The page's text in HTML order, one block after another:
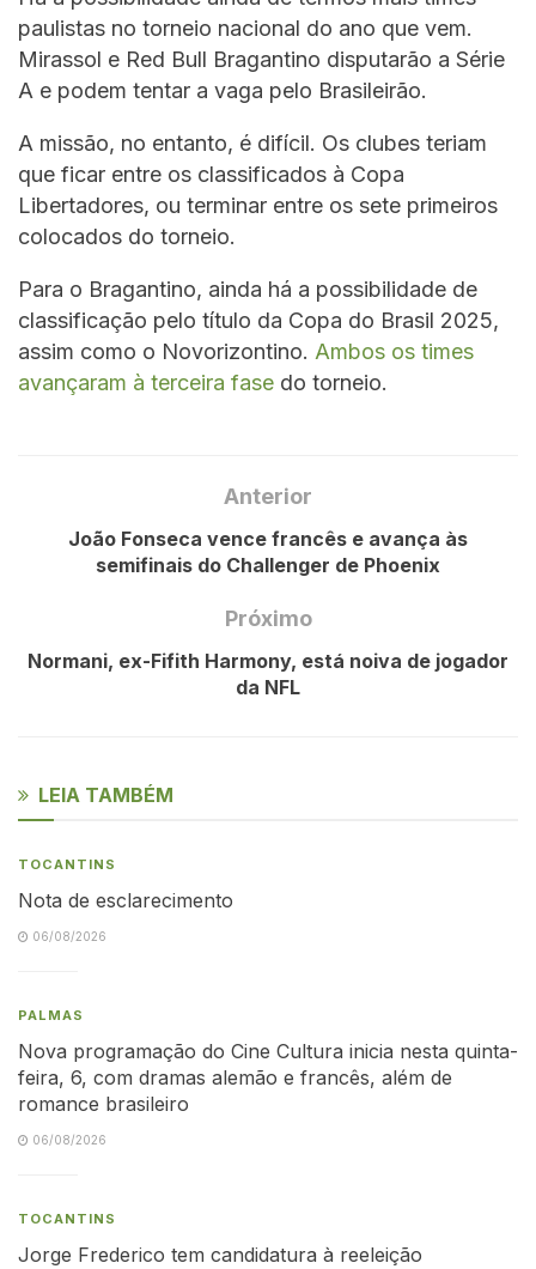
paulistas no torneio nacional do ano que vem.
Mirassol e Red Bull Bragantino disputarão a Série
A e podem tentar a vaga pelo Brasileirão.
A missão, no entanto, é difícil. Os clubes teriam
que ficar entre os classificados à Copa
Libertadores, ou terminar entre os sete primeiros
colocados do torneio.
Para o Bragantino, ainda há a possibilidade de
classificação pelo título da Copa do Brasil 2025,
assim como o Novorizontino. Ambos os times
avançaram à terceira fase do torneio.
Anterior
João Fonseca vence francês e avança às
semifinais do Challenger de Phoenix
Próximo
Normani, ex-Fifith Harmony, está noiva de jogador
da NFL
LEIA TAMBÉM
TOCANTINS
Nota de esclarecimento
06/08/2026
PALMAS
Nova programação do Cine Cultura inicia nesta quinta-
feira, 6, com dramas alemão e francês, além de
romance brasileiro
06/08/2026
TOCANTINS
Jorge Frederico tem candidatura à reeleição